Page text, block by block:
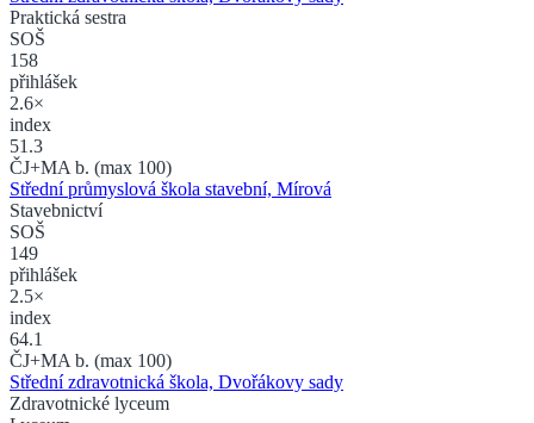
Praktická sestra
SOŠ
158
přihlášek
2.6×
index
51.3
ČJ+MA b. (max 100)
Střední průmyslová škola stavební, Mírová
Stavebnictví
SOŠ
149
přihlášek
2.5×
index
64.1
ČJ+MA b. (max 100)
Střední zdravotnická škola, Dvořákovy sady
Zdravotnické lyceum